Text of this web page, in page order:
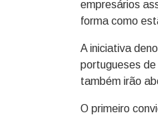
empresários
forma como
A iniciativa
portugueses
também irão
O primeiro